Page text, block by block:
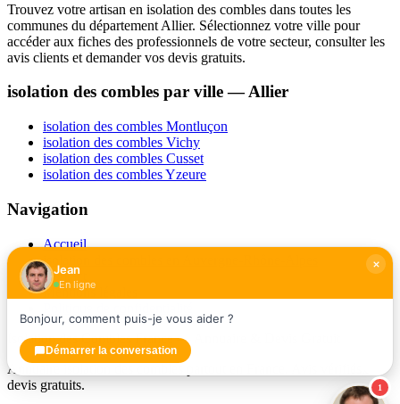
Trouvez votre artisan en isolation des combles dans toutes les
communes du département Allier. Sélectionnez votre ville pour
accéder aux fiches des professionnels de votre secteur, consulter les
avis clients et demander vos devis gratuits.
isolation des combles par ville — Allier
isolation des combles Montluçon
isolation des combles Vichy
isolation des combles Cusset
isolation des combles Yzeure
Navigation
Accueil
isolation des combles en Auvergne-Rhône-Alpes
Contact
Mentions légales
Isolation des Combles France — Annuaire & Devis Gratuit
Annuaire isolation des combles partout en France. Avis vérifiés,
devis gratuits.
1
Jean
En ligne
Bonjour, comment puis-je vous aider ?
Démarrer la conversation